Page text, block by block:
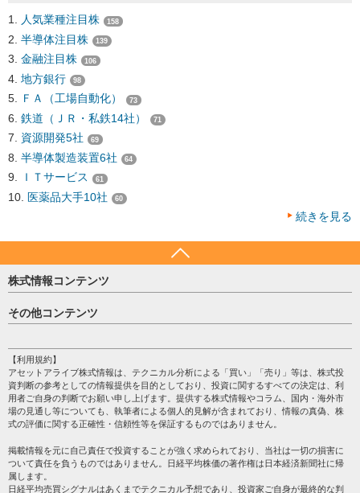
人気業種注目株 158
半導体注目株 139
金融注目株 106
地方銀行 98
ＦＡ（工場自動化） 73
鉄道（ＪＲ・私鉄14社） 71
資源開発5社 69
半導体製造装置6社 64
ＩＴサービス 61
医薬品大手10社 60
続きを見る
株式情報コンテンツ
日経平均
売買シグナル
注目銘柄
株テーマ情報
海外市況
投資カレンダー
格付け情報
その他コンテンツ
個人情報保護方針
プライバシーポリシー
会社案内
サイトマップ
過去データ
【利用規約】
アセットアライブ株式情報は、テクニカル分析による「買い」「売り」等は、株式投
資判断の参考としての情報提供を目的としており、投資に関するすべての決定は、利
用者ご自身の判断でお願い申し上げます。提供する株式情報やコラム、国内・海外市
場の見通し等についても、執筆者による個人的見解が含まれており、情報の真偽、株
式の評価に関する正確性・信頼性等を保証するものではありません。
掲載情報を元に自己責任で投資することが強く求められており、当社は一切の損害に
ついて責任を負うものではありません。日経平均株価の著作権は日本経済新聞社に帰
属します。
日経平均売買シグナルはあくまでテクニカル予想であり、投資家ご自身が最終的な判